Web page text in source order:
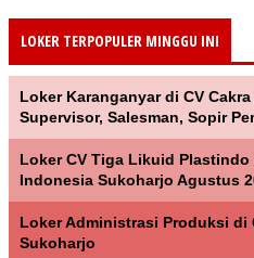
LOKER TERPOPULER MINGGU INI
Loker Karanganyar di CV
Supervisor, Salesman, Sopir
Loker CV Tiga Likuid Plastindo
Indonesia Sukoharjo Agustus
Loker Administrasi Produksi di
Sukoharjo